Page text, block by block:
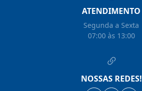
ATENDIMENTO
Segunda a Sexta
07:00 às 13:00
NOSSAS REDES!